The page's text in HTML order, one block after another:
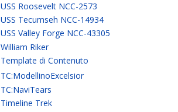
USS Roosevelt NCC-2573
USS Tecumseh NCC-14934
USS Valley Forge NCC-43305
William Riker
Template di Contenuto
TC:ModellinoExcelsior
TC:NaviTears
Timeline Trek